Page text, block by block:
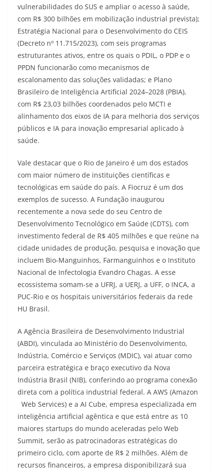
vulnerabilidades do SUS e ampliar o acesso à saúde,
com R$ 300 bilhões em mobilização industrial prevista);
Estratégia Nacional para o Desenvolvimento do CEIS
(Decreto nº 11.715/2023), com seis programas
estruturantes ativos, entre os quais o PDIL, o PDP e o
PPDN funcionarão como mecanismos de
escalonamento das soluções validadas; e Plano
Brasileiro de Inteligência Artificial 2024–2028 (PBIA),
com R$ 23,03 bilhões coordenados pelo MCTI e
alinhamento dos eixos de IA para melhoria dos serviços
públicos e IA para inovação empresarial aplicado à
saúde.
Vale destacar que o Rio de Janeiro é um dos estados
com maior número de instituições científicas e
tecnológicas em saúde do país. A Fiocruz é um dos
exemplos de sucesso. A Fundação inaugurou
recentemente a nova sede do seu Centro de
Desenvolvimento Tecnológico em Saúde (CDTS), com
investimento federal de R$ 405 milhões e que reúne na
cidade unidades de produção, pesquisa e inovação que
incluem Bio-Manguinhos, Farmanguinhos e o Instituto
Nacional de Infectologia Evandro Chagas. A esse
ecossistema somam-se a UFRJ, a UERJ, a UFF, o INCA, a
PUC-Rio e os hospitais universitários federais da rede
HU Brasil.
A Agência Brasileira de Desenvolvimento Industrial
(ABDI), vinculada ao Ministério do Desenvolvimento,
Indústria, Comércio e Serviços (MDIC), vai atuar como
parceira estratégica e braço executivo da Nova
Indústria Brasil (NIB), conferindo ao programa conexão
direta com a política industrial federal. A AWS (Amazon
Web Services) e a AI Cube, empresa especializada em
inteligência artificial agêntica e que está entre as 10
maiores startups do mundo aceleradas pelo Web
Summit, serão as patrocinadoras estratégicas do
primeiro ciclo, com aporte de R$ 2 milhões. Além de
recursos financeiros, a empresa disponibilizará sua